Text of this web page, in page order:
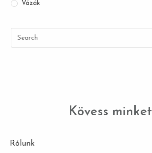
Vázák
Kövess minket
Rólunk